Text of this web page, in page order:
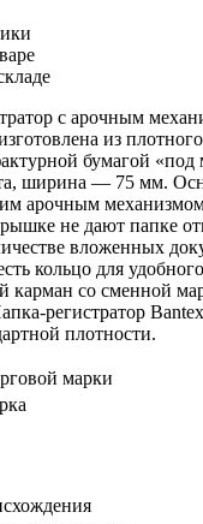
с арочным
из
бумагой
ширина — 75 мм.
арочным
не дают папке
вложенных
кольцо для удобного
карман со сменной
регистратор
плотности.
марки